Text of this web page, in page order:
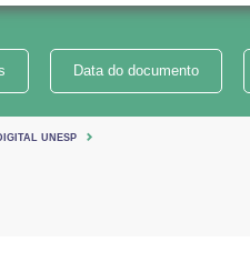
Data do documento
UNESP